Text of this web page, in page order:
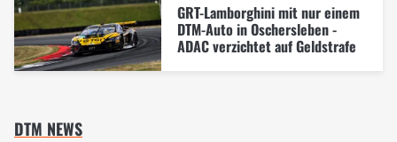
GRT-Lamborghini mit nur einem
DTM-Auto in Oschersleben -
ADAC verzichtet auf Geldstrafe
DTM NEWS